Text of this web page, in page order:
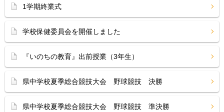
1学期終業式
学校保健委員会を開催しました
『いのちの教育』出前授業（3年生）
県中学校夏季総合競技大会 野球競技 決勝
県中学校夏季総合競技大会 野球競技 準決勝